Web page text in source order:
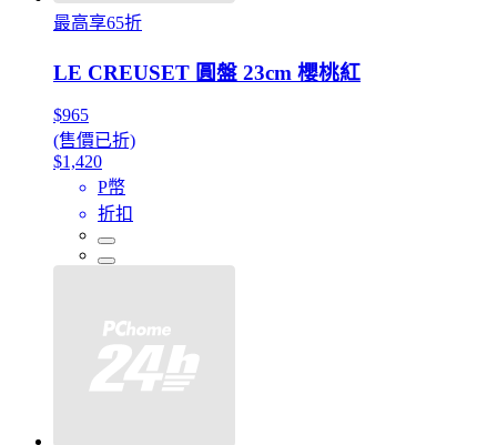
最高享65折
LE CREUSET 圓盤 23cm 櫻桃紅
$965
(售價已折)
$1,420
P幣
折扣